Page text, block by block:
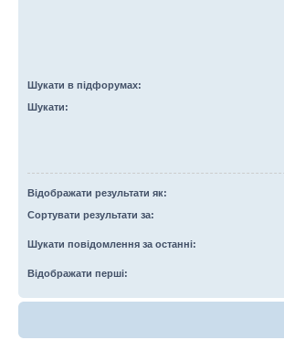
Шукати в підфорумах:
Шукати:
Відображати результати як:
Сортувати результати за:
Шукати повідомлення за останні:
Відображати перші: